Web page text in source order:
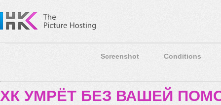
Screenshot Conditions
ХК УМРЁТ БЕЗ ВАШЕЙ